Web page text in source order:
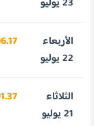
الأربعاء
22 يوليو
الثلاثاء
21 يوليو